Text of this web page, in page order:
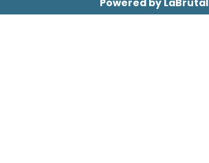
Powered by LaBrutal